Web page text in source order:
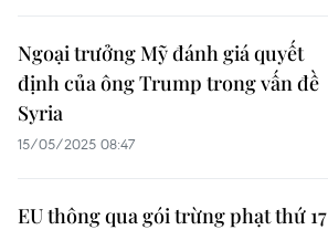
Ngoại trưởng Mỹ đánh giá quyết
định của ông Trump trong vấn đề
Syria
15/05/2025 08:47
EU thông qua gói trừng phạt thứ 17